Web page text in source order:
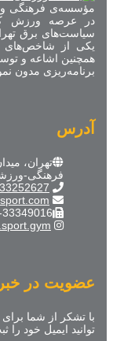
مؤسسه‌ی فرهنگی
در عرصه ورزش
سیاست‌های برق
یکی از شاخص‌های
همچنین اشاعه و
برنامه‌ریزی مدون
آدرس
تهران،
فرهنگی-
عضویت در
با تشکر از شما
توانید ایمیل خود را